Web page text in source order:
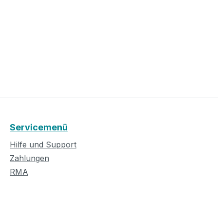
Servicemenü
Hilfe und Support
Zahlungen
RMA